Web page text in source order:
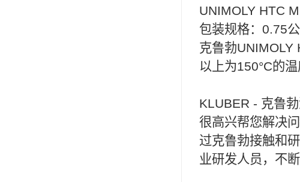
UNIMOLY HTC
包装规格：0.75
克鲁勃UNIMOLY
以上为150°C的
KLUBER - 克鲁
很高兴帮您解决
过克鲁勃接触和
业研发人员，不